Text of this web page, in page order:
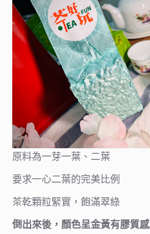
原料為一芽一葉、二葉
要求一心二葉的完美比例
茶乾顆粒緊實，飽滿翠綠
倒出來後，顏色呈金黃有膠質感